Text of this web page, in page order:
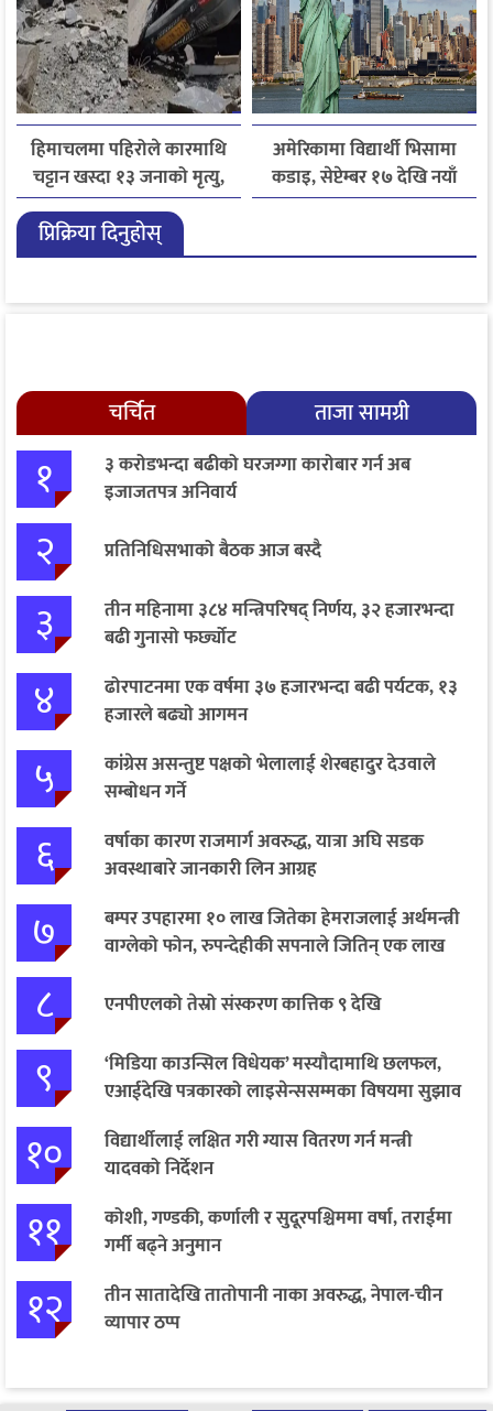
हिमाचलमा पहिरोले कारमाथि
चट्टान खस्दा १३ जनाको मृत्यु,
दुई घाइते
अमेरिकामा विद्यार्थी भिसामा
कडाइ, सेप्टेम्बर १७ देखि नयाँ
नियम लागू
प्रिक्रिया दिनुहोस्
चर्चित ताजा सामग्री
१
३ करोडभन्दा बढीको घरजग्गा कारोबार गर्न अब
इजाजतपत्र अनिवार्य
२ प्रतिनिधिसभाको बैठक आज बस्दै
३
तीन महिनामा ३८४ मन्त्रिपरिषद् निर्णय, ३२ हजारभन्दा
बढी गुनासो फर्छ्योट
४
ढोरपाटनमा एक वर्षमा ३७ हजारभन्दा बढी पर्यटक, १३
हजारले बढ्यो आगमन
५
कांग्रेस असन्तुष्ट पक्षको भेलालाई शेरबहादुर देउवाले
सम्बोधन गर्ने
६
वर्षाका कारण राजमार्ग अवरुद्ध, यात्रा अघि सडक
अवस्थाबारे जानकारी लिन आग्रह
७
बम्पर उपहारमा १० लाख जितेका हेमराजलाई अर्थमन्त्री
वाग्लेको फोन, रुपन्देहीकी सपनाले जितिन् एक लाख
८ एनपीएलको तेस्रो संस्करण कात्तिक ९ देखि
९
‘मिडिया काउन्सिल विधेयक’ मस्यौदामाथि छलफल,
एआईदेखि पत्रकारको लाइसेन्ससम्मका विषयमा सुझाव
१०
विद्यार्थीलाई लक्षित गरी ग्यास वितरण गर्न मन्त्री
यादवको निर्देशन
११
कोशी, गण्डकी, कर्णाली र सुदूरपश्चिममा वर्षा, तराईमा
गर्मी बढ्ने अनुमान
१२
तीन सातादेखि तातोपानी नाका अवरुद्ध, नेपाल-चीन
व्यापार ठप्प